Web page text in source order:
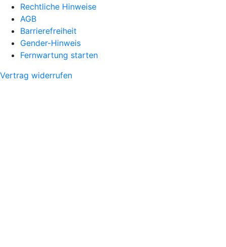
Rechtliche Hinweise
AGB
Barrierefreiheit
Gender-Hinweis
Fernwartung starten
Vertrag widerrufen